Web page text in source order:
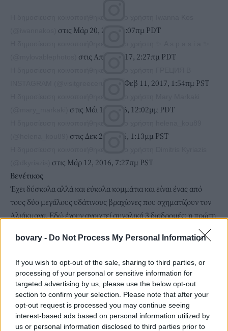
bovary - Do Not Process My Personal Information
If you wish to opt-out of the sale, sharing to third parties, or
processing of your personal or sensitive information for
targeted advertising by us, please use the below opt-out
section to confirm your selection. Please note that after your
opt-out request is processed you may continue seeing
interest-based ads based on personal information utilized by
us or personal information disclosed to third parties prior to
στις Μάρ 20, 2017, 5:07πμ PDT
στις Απρ 5, 2017, 2:27πμ PDT
στις Φεβ 11, 2017, 1:54πμ PST
στις Μάι 18, 2016, 12:02μμ PDT
στις Δεκ 26, 2016, 1:13μμ PST
στις Μάρ 12, 2016, 7:27πμ PST
Βενέτικος
Έχει δύσκολα αλλά και εύκολα κομμάτια και είναι ένας από
τους δύο μεγάλους υδάτινους βραχίονες που σχηματίζουν τον
Αλιάκμονα. Εδώ έχουν ανοιχτεί συνολικά 3 διαδρομές: η πρώτη
δυσκολίας), η δεύτερη ξεκινά από το γεφύρι του Τρικώμου (3ου
έχει ως αφετηρία τη γέφυρα του Ελευθεροχωρίου. Η κατάβαση
είναι συναρπαστική και η διαδρομή μαγνητίζει τα βλέμματα
των ράφτερς όταν φτάνουν στα πέτρινα γεφύρια 16ου και 17ου
αιώνα, που ενώνουν τις δυο όχθες του ποταμού.